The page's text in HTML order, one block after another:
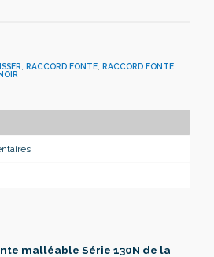
RACCORD FONTE RACCORD FONTE
malléable Série 130N de la